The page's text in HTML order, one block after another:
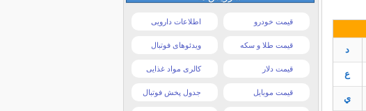
د
ع
ي
قیمت خودرو اطلاعات دارویی
قیمت طلا و سکه ویدئوهای فوتبال
قیمت دلار کالری مواد غذایی
قیمت موبایل جدول پخش فوتبال